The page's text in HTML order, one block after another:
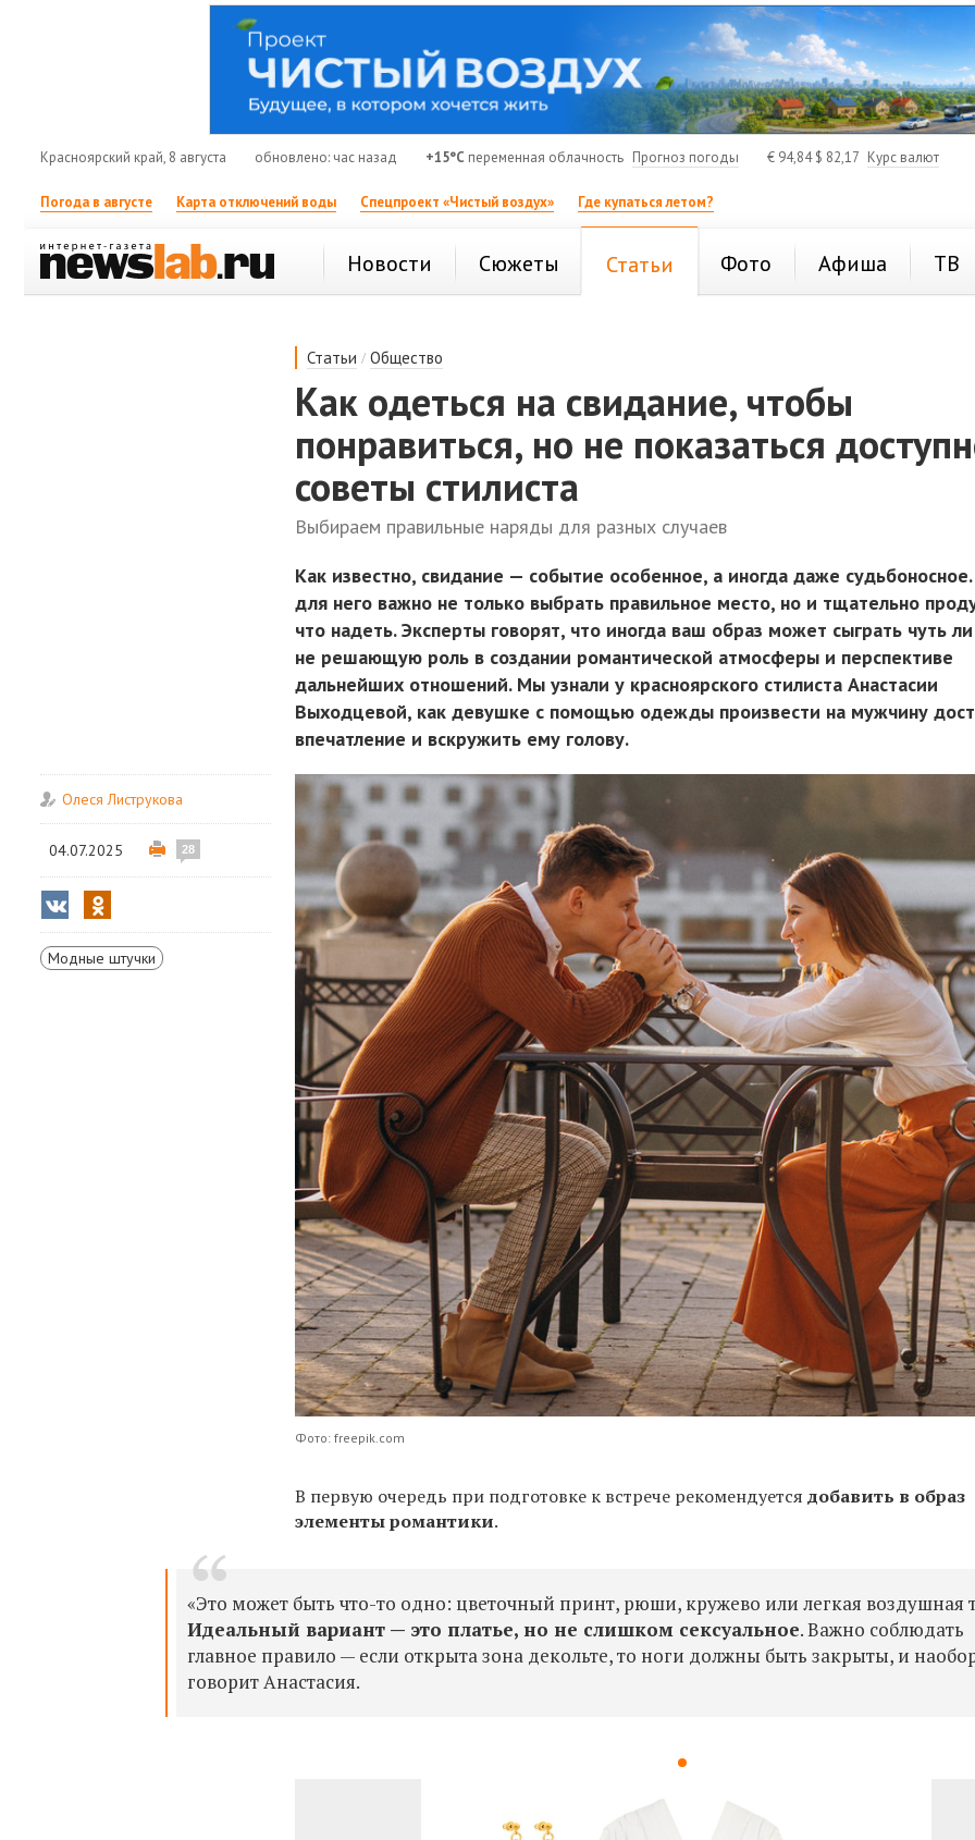
Красноярский край, 8 августа обновлено: час назад +15°C переменная облачность Прогноз погоды € 94,84$ 82,17 Курс валют
Погода в августе Карта отключений воды Спецпроект «Чистый воздух» Где купаться летом?
Новости Сюжеты Статьи Фото Афиша ТВ
Статьи /Общество
Как одеться на свидание, чтобы
понравиться, но не показаться
советы стилиста
Выбираем правильные наряды для разных случаев
Как известно, свидание — событие особенное, а иногда даже
для него важно не только выбрать правильное место, но и тщательно
что надеть. Эксперты говорят, что иногда ваш образ может сыграть чуть ли
не решающую роль в создании романтической атмосферы и перспективе
дальнейших отношений. Мы узнали у красноярского стилиста Анастасии
Выходцевой, как девушке с помощью одежды произвести на мужчину
впечатление и вскружить ему голову.
Олеся Листрукова
04.07.2025 28
Модные штучки
Фото: freepik.com
В первую очередь при подготовке к встрече рекомендуетсядобавить в образ
элементы романтики.
«Это может быть что-то одно: цветочный принт, рюши, кружево или легкая воздушная
Идеальный вариант — это платье, но не слишком сексуальное. Важно соблюдать
главное правило — если открыта зона декольте, то ноги должны быть закрыты, и
говорит Анастасия.